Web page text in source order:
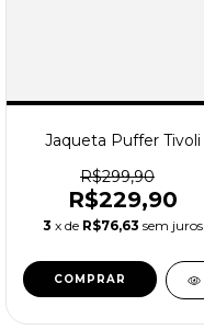
Jaqueta Puffer Tivoli
R$299,90
R$229,90
3 x de R$76,63 sem juros
COMPRAR